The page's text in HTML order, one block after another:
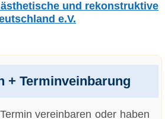
und rekonstruktive
e.V.
+ Terminveinbarung
vereinbaren oder haben